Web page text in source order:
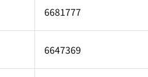
6681777
6647369